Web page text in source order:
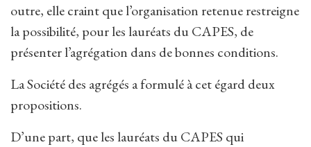
outre, elle craint que l’organisation retenue restreigne
la possibilité, pour les lauréats du CAPES, de
présenter l’agrégation dans de bonnes conditions.
La Société des agrégés a formulé à cet égard deux
propositions.
D’une part, que les lauréats du CAPES qui